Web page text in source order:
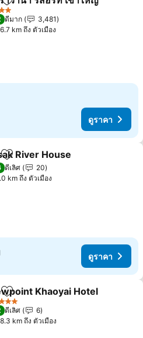
เพิ่มในรายการโปรด
ดีมาก
3,481
km ถึง ตัวเมือง
ดูราคา
เพิ่มในรายการโปรด
River House
ดีเลิศ
20
km ถึง ตัวเมือง
ดูราคา
เพิ่มในรายการโปรด
Khaoyai Hotel
ดีเลิศ
6
km ถึง ตัวเมือง